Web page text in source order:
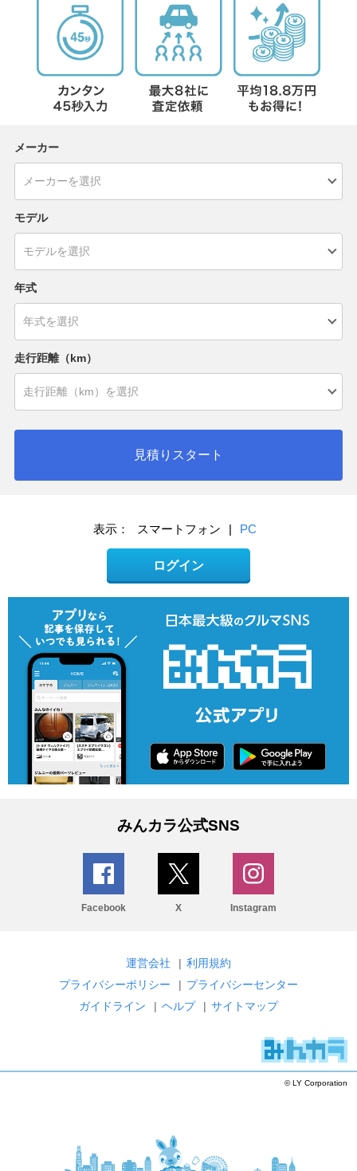
メーカー
モデル
年式
走行距離（km）
見積りスタート
表示： スマートフォン | PC
ログイン
みんカラ公式SNS
Facebook X Instagram
運営会社 | 利用規約
プライバシーポリシー
| プライバシーセンター
ガイドライン
| ヘルプ | サイトマップ
© LY Corporation